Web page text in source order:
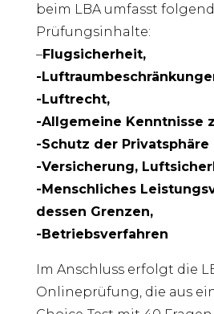
beim LBA umfasst
Prüfungsinhalte:
–Flugsicherheit,
-
-Luftrecht,
-Allgemeine Kenntnisse
-Schutz der
-Versicherung,
-Menschliches
dessen Grenzen,
-Betriebsverfahren
Im Anschluss erfolgt die
Onlineprüfung, die aus